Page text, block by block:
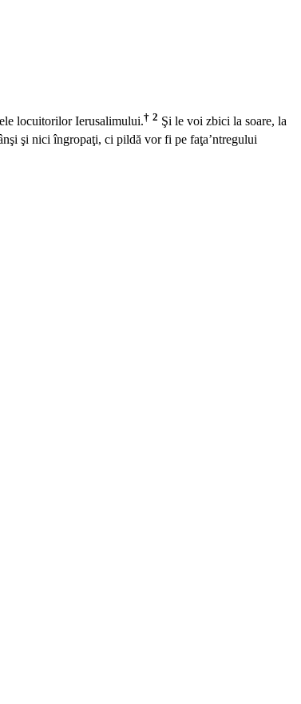
locuitorilor Ierusalimului.† 2 Şi le voi zbici la soare, la
şi nici îngropaţi, ci pildă vor fi pe faţa’ntregului